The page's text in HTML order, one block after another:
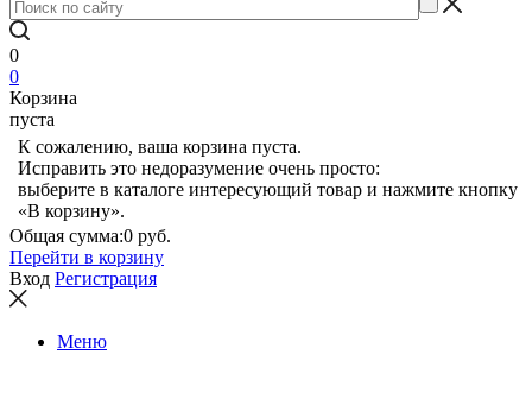
0
0
Корзина
пуста
К сожалению, ваша корзина пуста.
Исправить это недоразумение очень просто:
выберите в каталоге интересующий товар и нажмите кнопку
«В корзину».
Общая сумма:0 руб.
Перейти в корзину
Вход Регистрация
Меню